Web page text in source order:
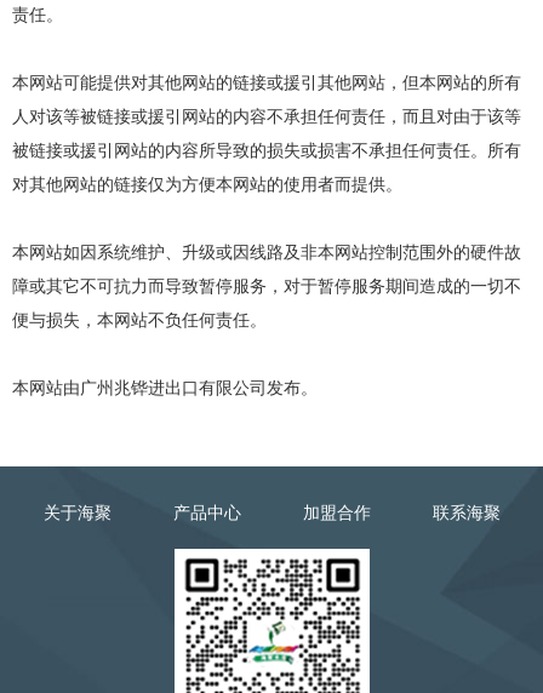
责任。
本网站可能提供对其他网站的链接或援引其他网站，但本网站的所有
人对该等被链接或援引网站的内容不承担任何责任，而且对由于该等
被链接或援引网站的内容所导致的损失或损害不承担任何责任。所有
对其他网站的链接仅为方便本网站的使用者而提供。
本网站如因系统维护、升级或因线路及非本网站控制范围外的硬件故
障或其它不可抗力而导致暂停服务，对于暂停服务期间造成的一切不
便与损失，本网站不负任何责任。
本网站由广州兆铧进出口有限公司发布。
关于海聚 产品中心 加盟合作 联系海聚